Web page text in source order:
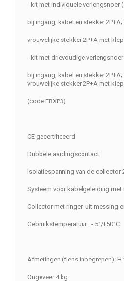
- kit met individuele verlengsnoer
bij ingang, kabel en stekker 2P+A;
vrouwelijke stekker 2P+A met klep
- kit met drievoudige
bij ingang, kabel en stekker
vrouwelijke stekker 2P+A met klep
(code ERXP3)
CE gecertificeerd
Dubbele aardingscontact
Isolatiespanning van de collector
Systeem voor kabelgeleiding met
Collector met ringen uit messing
Gebruikstemperatuur : - 5°/+50°C
Afmetingen (flens inbegrepen): H
Ongeveer 4 kg